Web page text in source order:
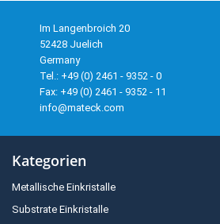
Im Langenbroich 20
52428 Juelich
Germany
Tel.: +49 (0) 2461 - 9352 - 0
Fax: +49 (0) 2461 - 9352 - 11
info@mateck.com
Kategorien
Metallische Einkristalle
Substrate Einkristalle